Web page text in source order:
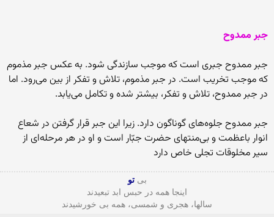
جبر ممدوح
جبر ممدوح جبرى است که موجب سازندگى شود. به عکس جبر مذموم
که موجب تخریب است. در جبر مذموم، تلاش و تفکر از بین مى‌‏رود. اما
در جبر ممدوح، تلاش و تفکر، بیشتر شده و تکامل مى‌‏یابد.
جبر ممدوح جلوه‏‌هاى گوناگون دارد. زیرا این جبر قرار گرفتن در شعاع
انوار باعظمت و بى‌‏منتهاى حضرت جبّار است و او در هر مرحله‏‌اى از
سیر مخلوقات تجلى خاص دارد
بی تو
اینجا همه در حبس ابد تبعیدند
سالها، هجری و شمسی، همه بی خورشیدند